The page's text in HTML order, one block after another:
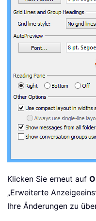
Klicken Sie erneut auf
„Erweiterte
Ihre Änderungen zu